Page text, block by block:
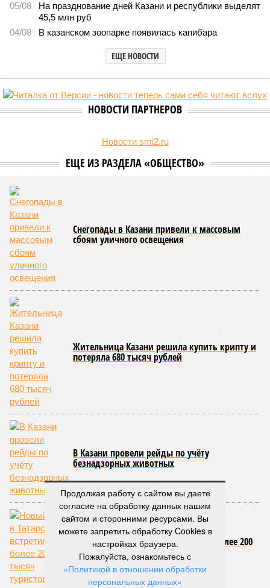
05/08
На празднование дней Казани и республики выделят
45,5 млн руб
04/08
В казанском зоопарке появилась капибара
ЕЩЕ НОВОСТИ
НОВОСТИ ПАРТНЕРОВ
Новости smi2.ru
ЕЩЕ ИЗ РАЗДЕЛА «ОБЩЕСТВО»
Снегопады в Казани привели к массовым
сбоям уличного освещения
Жительница Казани решила купить крипту и
потеряла 680 тысяч рублей
В Казани провели рейды по учёту
безнадзорных животных
Новый год в Татарстане встретили более 200
тысяч туристов
Продолжая работу с сайтом вы даете
согласие на обработку данных нашим
сайтом и сторонними ресурсами. Вы
можете запретить обработку Cookies в
настройках браузера.
Пожалуйста, ознакомьтесь с
«Политикой в отношении обработки
персональных данных»